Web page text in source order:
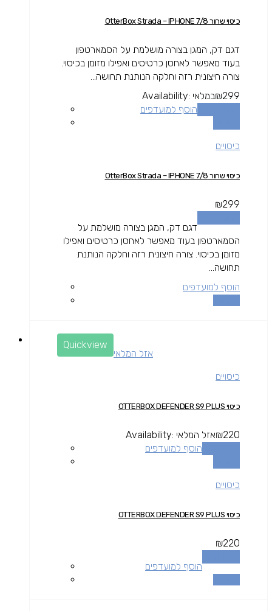
כיסוי שחור OtterBox Strada – IPHONE 7/8
דגם דק, המגן בצורה מושלמת על הסמארטפון
בעוד מאפשר לאחסן כרטיסים ואפילו מזומן בכיסוי.
צורה חיצונית רזה וחלקה הנותנת תחושה...
₪299
Availability: במלאי
הוסף למועדפים
כיסויים
כיסוי שחור OtterBox Strada – IPHONE 7/8
₪299
דגם דק, המגן בצורה מושלמת על
הסמארטפון בעוד מאפשר לאחסן כרטיסים ואפילו
מזומן בכיסוי. צורה חיצונית רזה וחלקה הנותנת
תחושה...
הוסף למועדפים
Quickview
אזל המלאי
כיסויים
כיסוי OTTERBOX DEFENDER S9 PLUS
₪220
Availability: אזל המלאי
הוסף למועדפים
כיסויים
כיסוי OTTERBOX DEFENDER S9 PLUS
₪220
הוסף למועדפים